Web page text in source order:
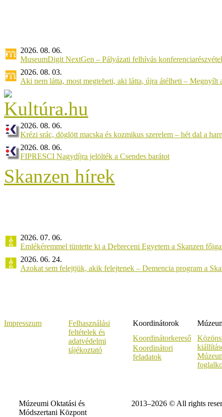
2026. 08. 06.
MuseumDigit NextGen – Pályázati felhívás
2026. 08. 03.
Aki nem látta, most megteheti, aki látta, újra átélheti –
2026. 08. 06.
Krézi srác, döglött macska és kozmikus szerelem – hét dal a
2026. 08. 06.
FIPRESCI Nagydíjra jelölték a Csendes barátot
Skanzen hírek
2026. 07. 06.
Emlékéremmel tüntette ki a Debreceni Egyetem a Skanzen
2026. 06. 24.
Azokat sem felejtjük, akik felejtenek – Demencia program a
Impresszum
Felhasználási
feltételek és
adatvédelmi
tájékoztató
Koordinátorok
Koordinátorkereső
Koordinátori
feladatok
Múzeumi Oktatási és
Módszertani Központ
2013–2026 © All rights